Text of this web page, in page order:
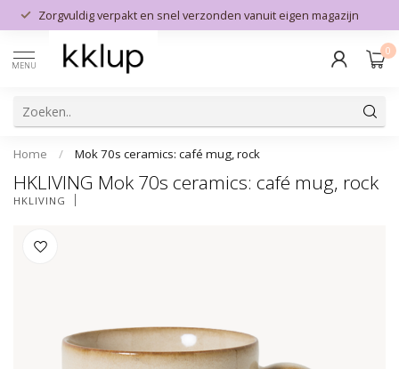
Zorgvuldig verpakt en snel verzonden vanuit eigen magazijn
MENU
0
Home / Mok 70s ceramics: café mug, rock
HKLIVING Mok 70s ceramics: café mug, rock
HKLIVING